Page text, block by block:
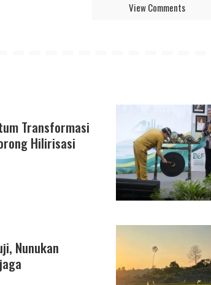
View Comments
Transformasi
Hilirisasi
Nunukan